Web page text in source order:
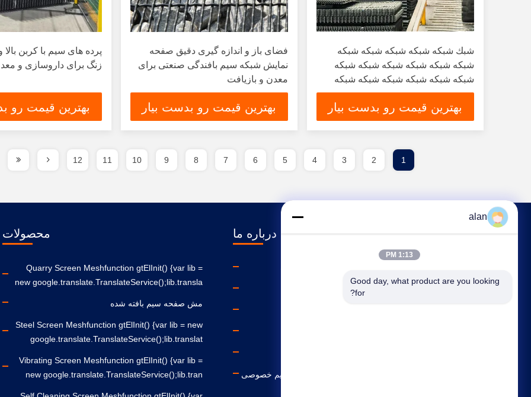
شبك شبكه شبكه شبكه شبكه شبكه
شبكه شبكه شبكه شبكه شبكه شبكه
شبكه شبكه شبكه شبكه شبكه شبكه
شبكه شبكه شبكه شبكه شبكه شبكه
شبكه شبكه شبكه
بهترین قیمت رو بدست بیار
فضای باز و اندازه گیری دقیق صفحه
نمایش شبکه سیم بافندگی صنعتی برای
معدن و بازیافت
بهترین قیمت رو بدست بیار
پرده های سیم با کربن بالا
زنگ برای داروسازی و
بهترین قیمت رو
1
2
3
4
5
6
7
8
9
10
11
12
درباره ما
سیاست حفظ حریم خصوصی
محصولات
Quarry Screen Meshfunction gtElInit() {var lib =
new google.translate.TranslateService();lib.transla
مش صفحه سیم بافته شده
Steel Screen Meshfunction gtElInit() {var lib = new
google.translate.TranslateService();lib.translat
Vibrating Screen Meshfunction gtElInit() {var lib =
new google.translate.TranslateService();lib.tran
alan
1:13 PM
Good day, what product are you looking
for?